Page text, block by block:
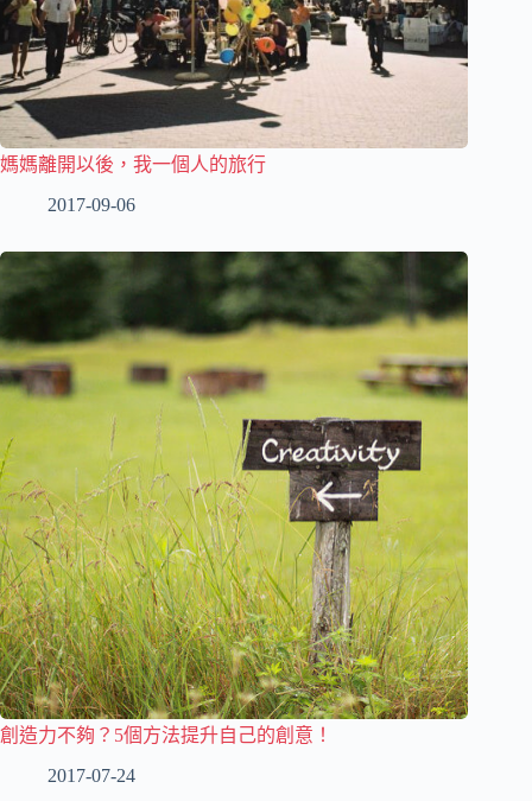
媽媽離開以後，我一個人的旅行
2017-09-06
創造力不夠？5個方法提升自己的創意！
2017-07-24